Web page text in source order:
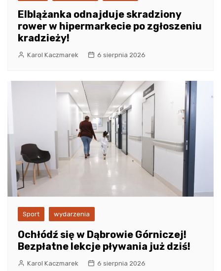
Elblążanka odnajduje skradziony
rower w hipermarkecie po zgłoszeniu
kradzieży!
Karol Kaczmarek 6 sierpnia 2026
Sport wydarzenia
Ochłódź się w Dąbrowie Górniczej!
Bezpłatne lekcje pływania już dziś!
Karol Kaczmarek 6 sierpnia 2026